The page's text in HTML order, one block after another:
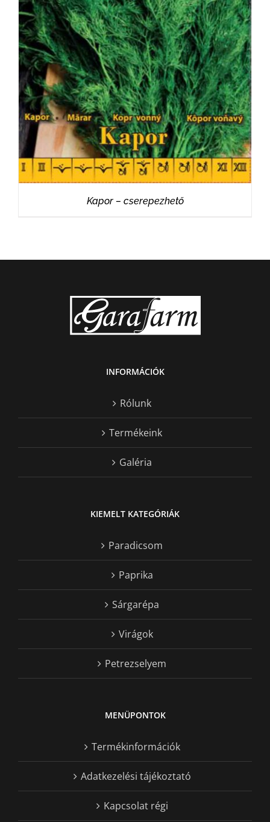
RÉSZLETEK
Kapor – cserepezhető
INFORMÁCIÓK
Rólunk
Termékeink
Galéria
KIEMELT KATEGÓRIÁK
Paradicsom
Paprika
Sárgarépa
Virágok
Petrezselyem
MENÜPONTOK
Termékinformációk
Adatkezelési tájékoztató
Kapcsolat régi